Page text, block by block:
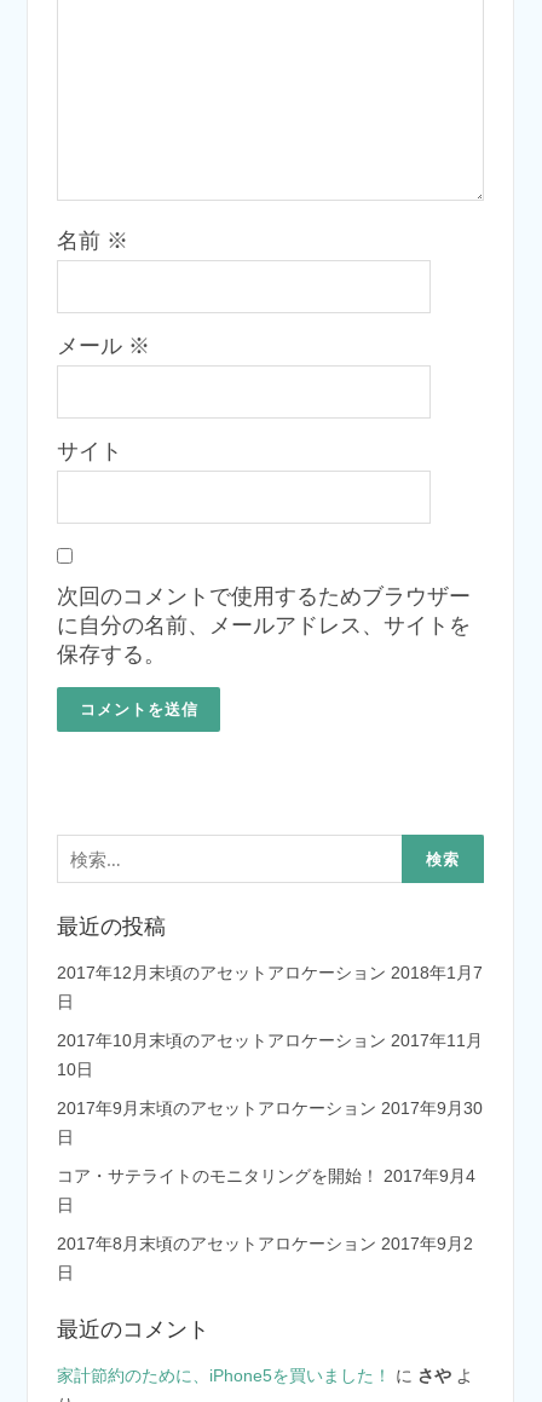
名前 ※
メール ※
サイト
次回のコメントで使用するためブラウザー
に自分の名前、メールアドレス、サイトを
保存する。
検
索:
最近の投稿
2017年12月末頃のアセットアロケーション 2018年1月7
日
2017年10月末頃のアセットアロケーション 2017年11月
10日
2017年9月末頃のアセットアロケーション 2017年9月30
日
コア・サテライトのモニタリングを開始！
2017年9月4
日
2017年8月末頃のアセットアロケーション 2017年9月2
日
最近のコメント
家計節約のために、iPhone5を買いました！ に さやよ